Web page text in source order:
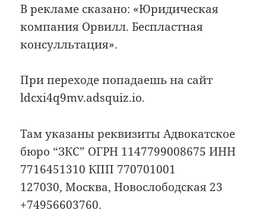
В рекламе сказано: «Юридическая
компания Орвилл. Беспластная
консулльтация».
При переходе попадаешь на сайт
ldcxi4q9mv.adsquiz.io.
Там указаны реквизиты Адвокатское
бюро “ЗКС” ОГРН 1147799008675 ИНН
7716451310 КПП 770701001
127030, Москва, Новослободская 23
+74956603760.